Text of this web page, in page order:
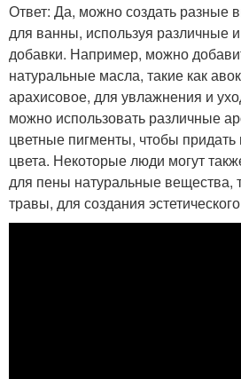
Ответ: Да, можно создать разные
для ванны, используя различные
добавки. Например, можно
натуральные масла, такие как
арахисовое, для увлажнения и
можно использовать различные
цветные пигменты, чтобы
цвета. Некоторые люди могут
для пены натуральные вещества,
травы, для создания